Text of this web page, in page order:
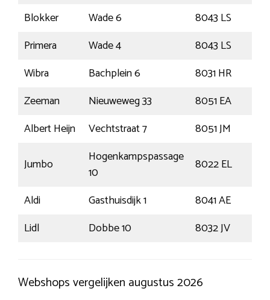
Blokker
Wade 6 8043 LS
Primera
Wade 4 8043 LS
Wibra
Bachplein 6 8031 HR
Zeeman
Nieuweweg 33 8051 EA
Albert Heijn
Vechtstraat 7 8051 JM
Jumbo
Hogenkampspassage
10
8022 EL
Aldi
Gasthuisdijk 1 8041 AE
Lidl
Dobbe 10 8032 JV
Webshops vergelijken augustus 2026